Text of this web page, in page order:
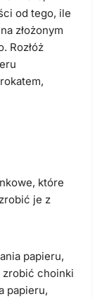
od tego, ile
złożonym
Rozłóż
które
je z
papieru,
zrobić choinki
papieru,